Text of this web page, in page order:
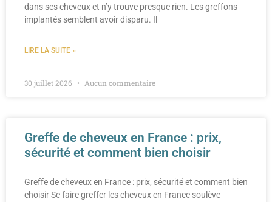
dans ses cheveux et n’y trouve presque rien. Les greffons
implantés semblent avoir disparu. Il
LIRE LA SUITE »
30 juillet 2026 Aucun commentaire
Greffe de cheveux en France : prix,
sécurité et comment bien choisir
Greffe de cheveux en France : prix, sécurité et comment bien
choisir Se faire greffer les cheveux en France soulève